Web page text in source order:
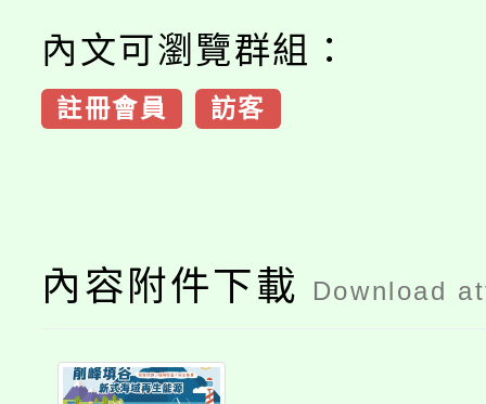
內文可瀏覽群組：
註冊會員 訪客
內容附件下載 Download